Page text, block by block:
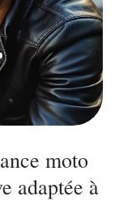
moto
adaptée à